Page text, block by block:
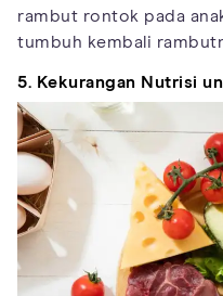
rambut rontok pada
tumbuh kembali
5. Kekurangan Nutrisi